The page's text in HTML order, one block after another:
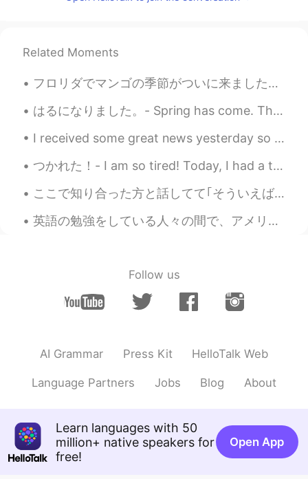
Related Moments
フロリダでマンゴの季節がついに来ました！木に登ったりマンゴに狩りたりするのが楽しいです (*´∀｀*) 昨日お天気雨起こりながら、マンゴを35つ得しておりました😋😋 裏庭の木は世界中の最高な...
はるになりました。- Spring has come. This is the second part of yesterday's photo blog - spring flower sh...
I received some great news yesterday so I celebrated. I think we all need more good news in our l...
つかれた！- I am so tired! Today, I had a three part adventure. A high elevation trail, a historic ra...
ここで知り合った方と話してて｢そういえば日本語とはかなり違うな｣と思ったのでまとめます🙆🏼‍♀️ アメリカでは高校でも大学でも、1年生から4年生までそれぞれ特有の名前があります！ 1年生＝fr...
英語の勉強をしている人々の間で、アメリカが大好きな人がたくさんいます。 その気持ちがよく理解できます。私も、日本語の勉強をし始めた時に、行ったことがないのに日本が好きでした… が 日本に行...
Follow us
AI Grammar Press Kit HelloTalk Web
Language Partners Jobs Blog About
Learn languages with 50
million+ native speakers for
free!
Open App